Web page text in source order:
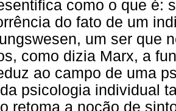
como o que é:
do fato de um
um ser que
como dizia Marx, a
ao campo de uma
psicologia individual
retoma a noção de